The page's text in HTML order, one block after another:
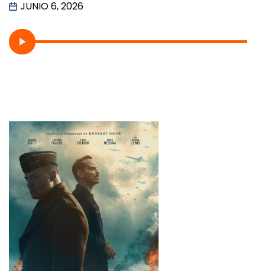
JUNIO 6, 2026